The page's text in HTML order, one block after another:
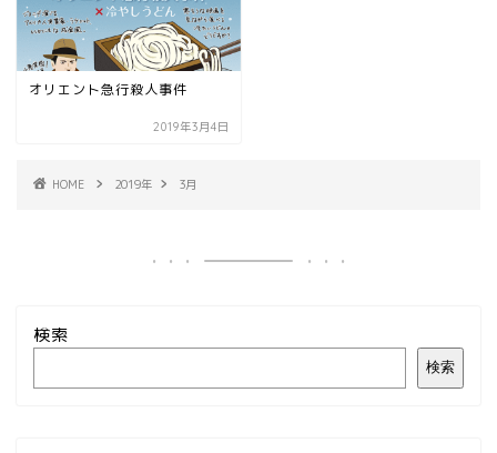
オリエント急行殺人事件
2019年3月4日
HOME 2019年 3月
検索
検索